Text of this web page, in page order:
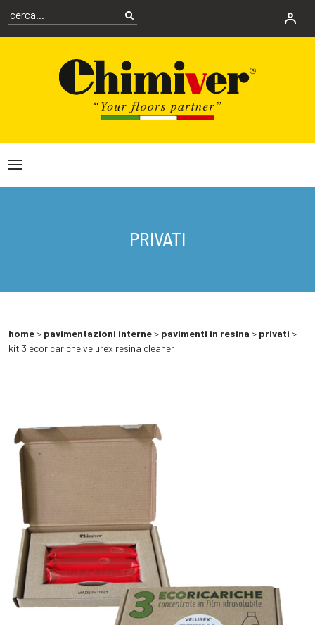
PRIVATI
home> pavimentazioni interne> pavimenti in resina > privati >
kit 3 ecoricariche velurex resina cleaner